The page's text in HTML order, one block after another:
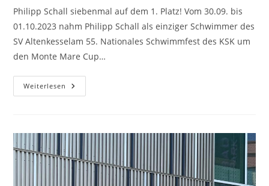
Philipp Schall siebenmal auf dem 1. Platz! Vom 30.09. bis
01.10.2023 nahm Philipp Schall als einziger Schwimmer des
SV Altenkesselam 55. Nationales Schwimmfest des KSK um
den Monte Mare Cup…
Weiterlesen 55.
Nationales
1911
E.V.
Um
Den
MonteMare
Cup